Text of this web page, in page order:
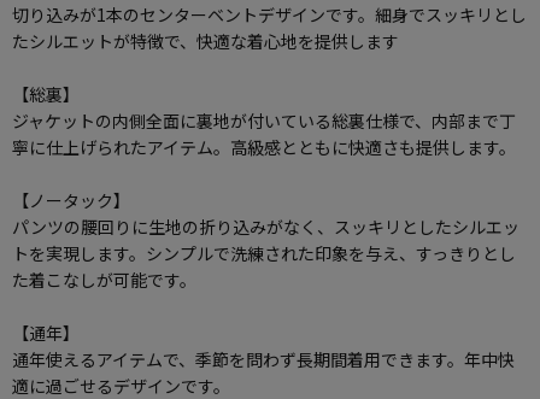
切り込みが1本のセンターベントデザインです。細身でスッキリとし
たシルエットが特徴で、快適な着心地を提供します
【総裏】
ジャケットの内側全面に裏地が付いている総裏仕様で、内部まで丁
寧に仕上げられたアイテム。高級感とともに快適さも提供します。
【ノータック】
パンツの腰回りに生地の折り込みがなく、スッキリとしたシルエッ
トを実現します。シンプルで洗練された印象を与え、すっきりとし
た着こなしが可能です。
【通年】
通年使えるアイテムで、季節を問わず長期間着用できます。年中快
適に過ごせるデザインです。